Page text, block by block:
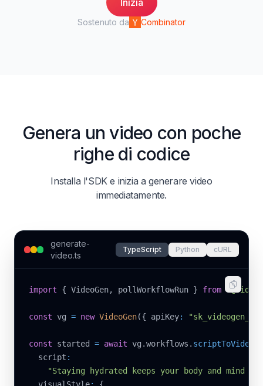
Inizia
Sostenuto da Combinator
Genera un video con poche
righe di codice
Installa l'SDK e inizia a generare video
immediatamente.
generate-
video.ts
TypeScript Python cURL
import { VideoGen, pollWorkflowRun } from
const vg = new VideoGen({ apiKey:
const started = await vg .workflows . scriptToVideo
  script
:
"Staying hydrated keeps your body and mind